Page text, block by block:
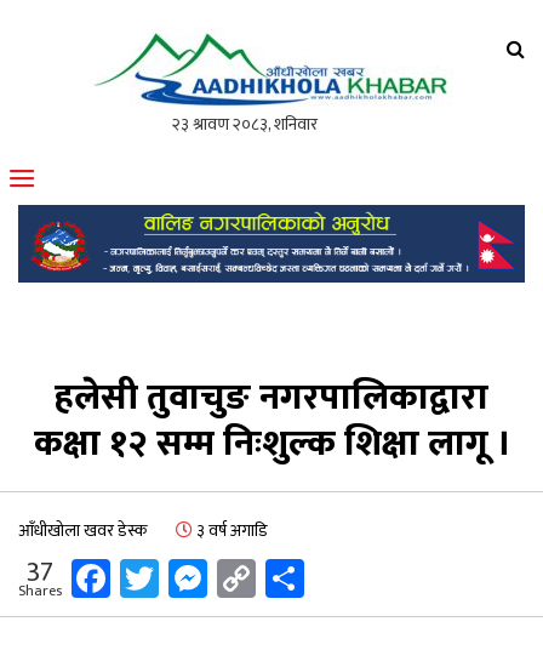
मोफसलकै लोकप्रिय अनलाइन पत्रिका
हलेसी तुवाचुङ नगरपालिकाद्वारा
कक्षा १२ सम्म निःशुल्क शिक्षा लागू ।
आँधीखोला खवर डेस्क ३ वर्ष अगाडि
37
Shares Facebook
Twitter
Messenger
Copy
Link